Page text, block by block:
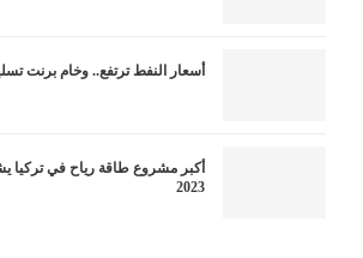
أسعار النفط ترتفع.. وخام برنت تسليم
أكبر مشروع طاقة رياح في تركيا
2023